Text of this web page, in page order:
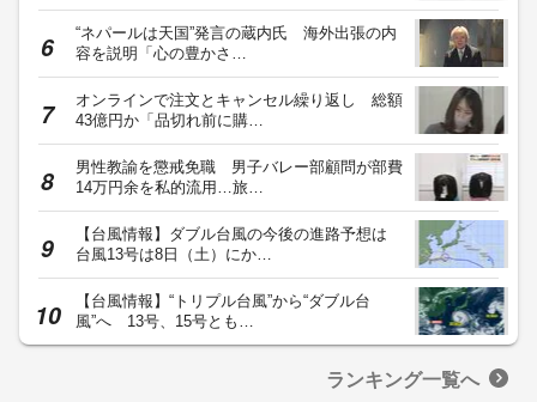
“ネパールは天国”発言の蔵内氏 海外出張の内
容を説明「心の豊かさ…
オンラインで注文とキャンセル繰り返し 総額
43億円か「品切れ前に購…
男性教諭を懲戒免職 男子バレー部顧問が部費
14万円余を私的流用…旅…
【台風情報】ダブル台風の今後の進路予想は
台風13号は8日（土）にか…
【台風情報】“トリプル台風”から“ダブル台
風”へ 13号、15号とも…
ランキング一覧へ